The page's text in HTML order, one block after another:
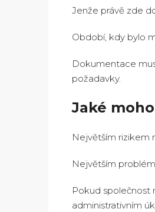
Jenže právě zde
Období, kdy bylo
Dokumentace
požadavky.
Jaké
Největším rizikem
Největším
Pokud společnost
administrativním